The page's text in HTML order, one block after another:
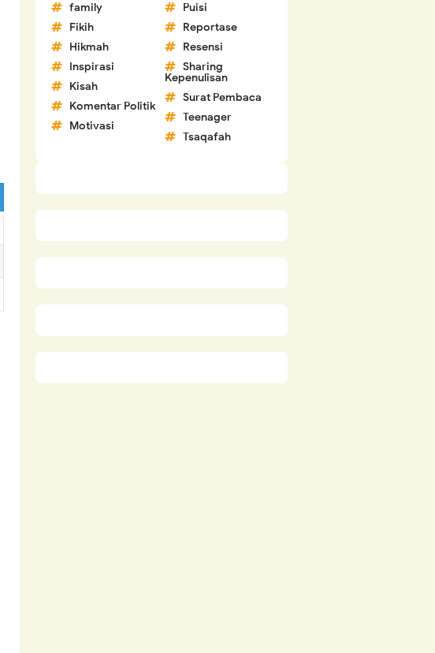
family
Fikih
Hikmah
Inspirasi
Kisah
Komentar Politik
Motivasi
Puisi
Reportase
Resensi
Sharing
Kepenulisan
Surat Pembaca
Teenager
Tsaqafah